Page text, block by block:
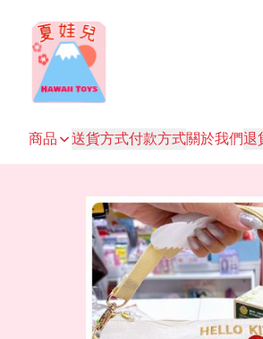
商品 送貨方式付款方式關於我們退